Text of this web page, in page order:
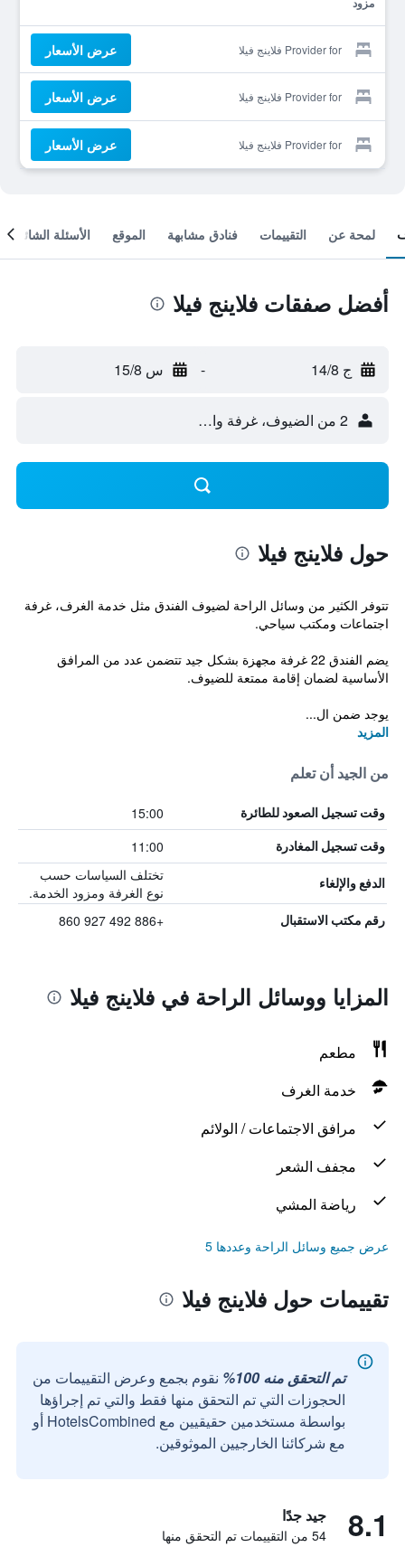
Provider for فلاينج فيلا عرض الأسعار
Provider for فلاينج فيلا عرض الأسعار
Provider for فلاينج فيلا عرض الأسعار
لمحة عن التقييمات فنادق مشابهة الموقع الأسئلة الشائعة
أفضل صفقات فلاينج فيلا
ج 14/8 - س 15/8
2 من الضيوف، غرفة واحدة
حول فلاينج فيلا
تتوفر الكثير من وسائل الراحة لضيوف الفندق مثل خدمة الغرف، غرفة
اجتماعات ومكتب سياحي.
يضم الفندق 22 غرفة مجهزة بشكل جيد تتضمن عدد من المرافق
الأساسية لضمان إقامة ممتعة للضيوف.
يوجد ضمن ال...
المزيد
من الجيد أن تعلم
وقت تسجيل الصعود للطائرة 15:00
وقت تسجيل المغادرة 11:00
الدفع والإلغاء
تختلف السياسات حسب
نوع الغرفة ومزود الخدمة.
رقم مكتب الاستقبال +886 492 927 860
المزايا ووسائل الراحة في فلاينج فيلا
مطعم
خدمة الغرف
مرافق الاجتماعات / الولائم
مجفف الشعر
رياضة المشي
عرض جميع وسائل الراحة وعددها 5
تقييمات حول فلاينج فيلا
تم التحقق منه 100%
نقوم بجمع وعرض التقييمات من
الحجوزات التي تم التحقق منها فقط والتي تم إجراؤها
بواسطة مستخدمين حقيقيين مع HotelsCombined أو
مع شركائنا الخارجيين الموثوقين.
8.1 جيد جدًا
54 من التقييمات تم التحقق منها